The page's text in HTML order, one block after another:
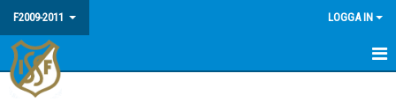
F2009-2011 LOGGA IN
HEM